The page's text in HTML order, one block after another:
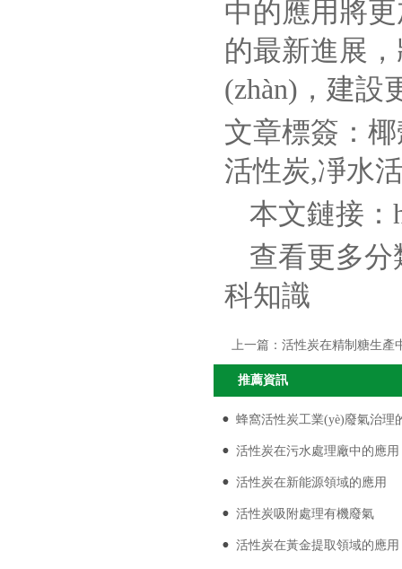
中的應用將
的最新進展
(zhàn)，建設
文章標簽：
活性炭,凈水
本文鏈接：
查看更多
科知識
上一篇： 活性炭在精制糖生產
推薦資訊
蜂窩活性炭工業(yè)廢氣治理
活性炭在污水處理廠中的應用
活性炭在新能源領域的應用
活性炭吸附處理有機廢氣
活性炭在黃金提取領域的應用